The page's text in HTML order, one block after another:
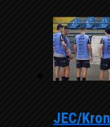
JEC/